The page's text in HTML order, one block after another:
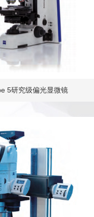
5研究级偏光显微镜